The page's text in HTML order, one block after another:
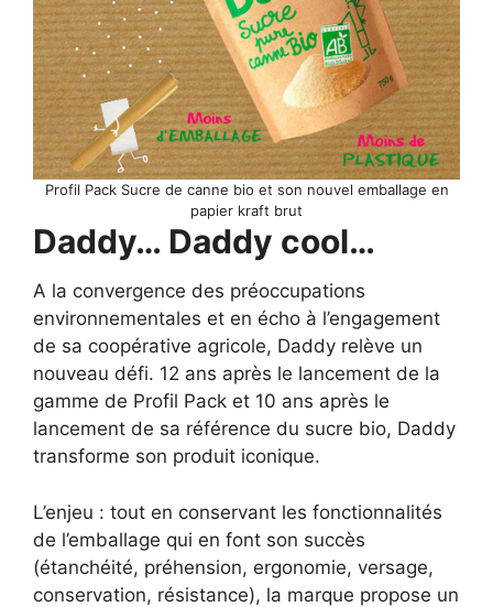
Profil Pack Sucre de canne bio et son nouvel emballage en
papier kraft brut
Daddy… Daddy cool…
A la convergence des préoccupations
environnementales et en écho à l’engagement
de sa coopérative agricole, Daddy relève un
nouveau défi. 12 ans après le lancement de la
gamme de Profil Pack et 10 ans après le
lancement de sa référence du sucre bio, Daddy
transforme son produit iconique.
L’enjeu : tout en conservant les fonctionnalités
de l’emballage qui en font son succès
(étanchéité, préhension, ergonomie, versage,
conservation, résistance), la marque propose un